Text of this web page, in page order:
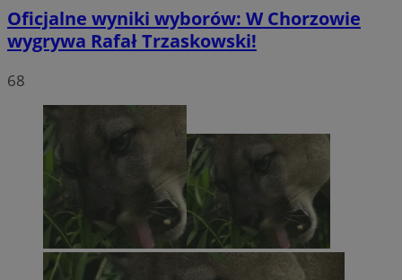
Oficjalne wyniki wyborów: W Chorzowie
wygrywa Rafał Trzaskowski!
68